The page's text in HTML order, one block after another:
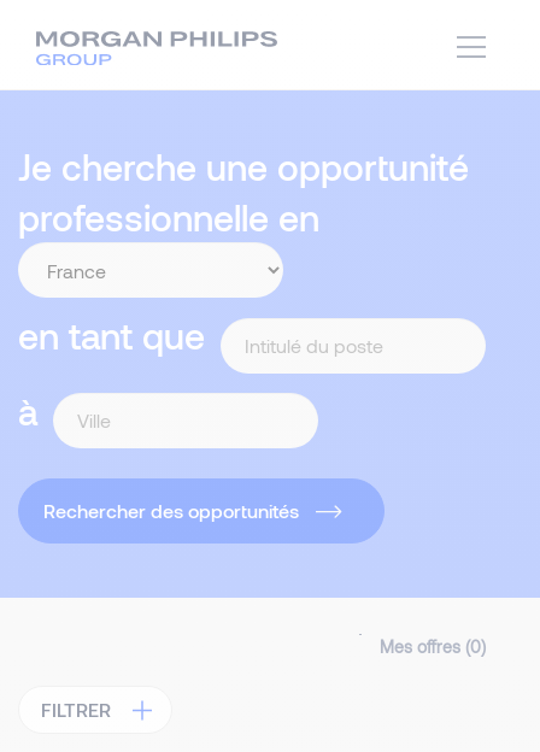
Je cherche une opportunité
professionnelle en
en tant que
à
Rechercher des opportunités
Mes offres (0)
FILTRER